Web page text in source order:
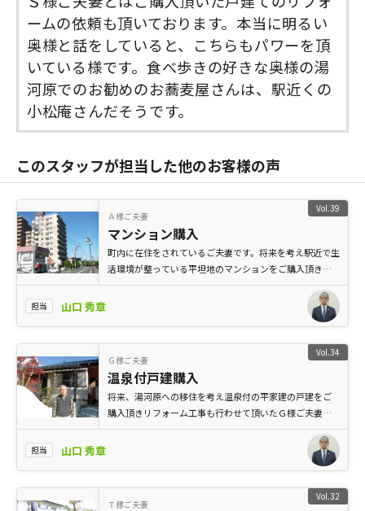
ームの依頼も頂いております。本当に明るい
奥様と話をしていると、こちらもパワーを頂
いている様です。食べ歩きの好きな奥様の湯
河原でのお勧めのお蕎麦屋さんは、駅近くの
小松庵さんだそうです。
このスタッフが担当した他のお客様の声
Vol.39
Ａ様ご夫妻
マンション購入
町内に在住をされているご夫妻です。将来を考え駅近で生
活環境が整っている平坦地のマンションをご購入頂きリ
フォームも合わせて行わせて頂いたＡ様ご夫妻です。（写
担当 山口 秀章
Vol.34
Ｇ様ご夫妻
温泉付戸建購入
将来、湯河原への移住を考え温泉付の平家建の戸建をご
購入頂きリフォーム工事も行わせて頂いたＧ様ご夫妻で
す。（写真はＧ様ご主人）
担当 山口 秀章
Vol.32
Ｔ様ご夫妻